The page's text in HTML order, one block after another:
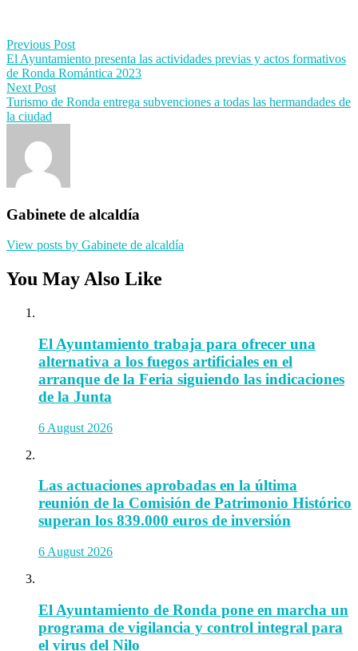
Post
navigation
Previous Post
El Ayuntamiento presenta las actividades previas y actos formativos
de Ronda Romántica 2023
Next Post
Turismo de Ronda entrega subvenciones a todas las hermandades de
la ciudad
Gabinete de alcaldía
View posts by Gabinete de alcaldía
You May Also Like
El Ayuntamiento trabaja para ofrecer una
alternativa a los fuegos artificiales en el
arranque de la Feria siguiendo las indicaciones
de la Junta
6 August 2026
Las actuaciones aprobadas en la última
reunión de la Comisión de Patrimonio Histórico
superan los 839.000 euros de inversión
6 August 2026
El Ayuntamiento de Ronda pone en marcha un
programa de vigilancia y control integral para
el virus del Nilo